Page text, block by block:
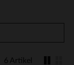
6 Artikel